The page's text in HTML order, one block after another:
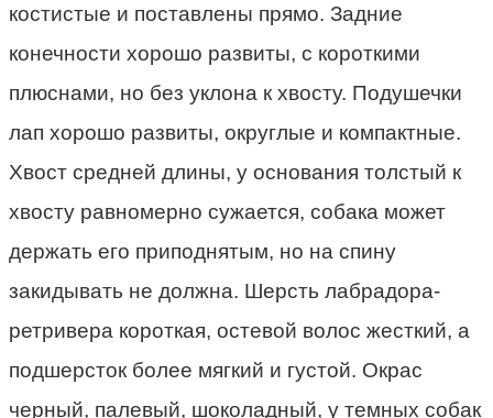
костистые и поставлены прямо. Задние
конечности хорошо развиты, с короткими
плюснами, но без уклона к хвосту. Подушечки
лап хорошо развиты, округлые и компактные.
Хвост средней длины, у основания толстый к
хвосту равномерно сужается, собака может
держать его приподнятым, но на спину
закидывать не должна. Шерсть лабрадора-
ретривера короткая, остевой волос жесткий, а
подшерсток более мягкий и густой. Окрас
черный, палевый, шоколадный, у темных собак